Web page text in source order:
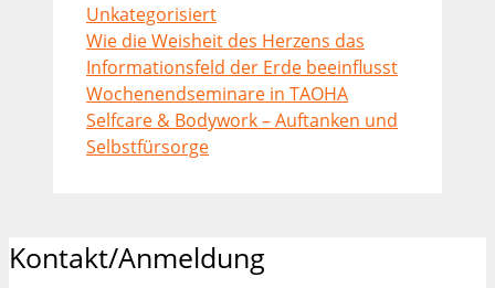
Kategorien
Unkategorisiert
Wie die Weisheit des Herzens das
Informationsfeld der Erde beeinflusst
Wochenendseminare in TAOHA
Selfcare & Bodywork – Auftanken und
Selbstfürsorge
Kontakt/Anmeldung